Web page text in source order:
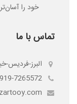
خود را
تماس با ما
البرز-فردیس-خیابان46
7265572